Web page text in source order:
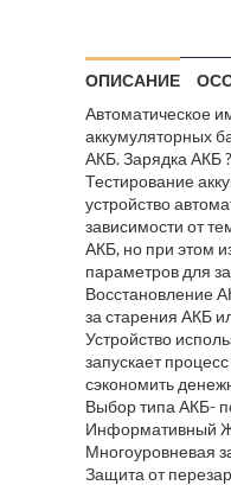
ОПИСАНИЕ
Автоматическое
аккумуляторных
АКБ. Зарядка АКБ
Тестирование
устройство
зависимости от
АКБ, но при этом
параметров для
Восстановление
за старения АКБ
Устройство
запускает
сэкономить
Выбор типа АКБ-
Информативный
Многоуровневая
Защита от